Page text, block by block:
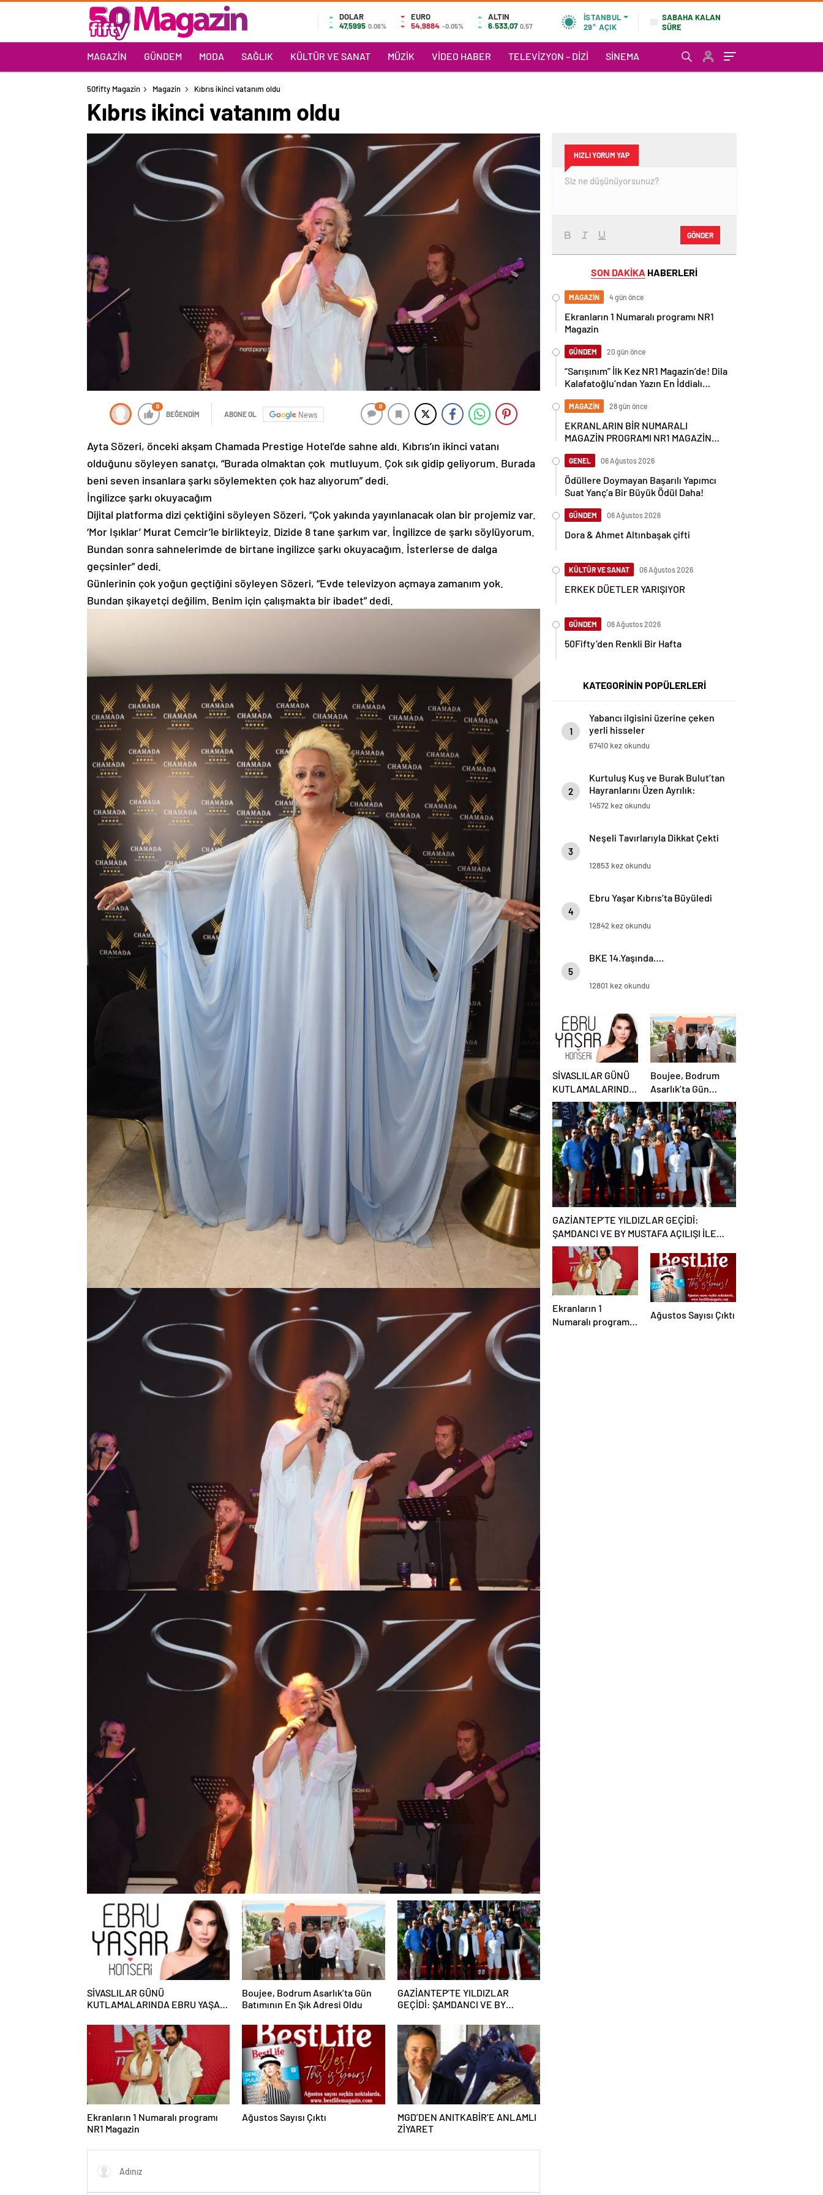
DOLAR
47,5995 0.06%
EURO
54,9884 -0.05%
ALTIN
6.533,07 0,57
İSTANBUL
29° AÇIK
SABAHA KALAN
SÜRE
MAGAZIN GÜNDEM MODA SAĞLIK KÜLTÜR VE SANAT MÜZIK VIDEO HABER TELEVIZYON – DIZI SINEMA
50fifty Magazin Magazin Kıbrıs ikinci vatanım oldu
Kıbrıs ikinci vatanım oldu
0
BEĞENDİM ABONE OL News
0
Ayta Sözeri, önceki akşam Chamada Prestige Hotel’de sahne aldı. Kıbrıs’ın ikinci vatanı
olduğunu söyleyen sanatçı, “Burada olmaktan çok mutluyum. Çok sık gidip geliyorum. Burada
beni seven insanlara şarkı söylemekten çok haz alıyorum” dedi.
İngilizce şarkı okuyacağım
Dijital platforma dizi çektiğini söyleyen Sözeri, “Çok yakında yayınlanacak olan bir projemiz var.
‘Mor Işıklar’ Murat Cemcir’le birlikteyiz. Dizide 8 tane şarkım var. İngilizce de şarkı söylüyorum.
Bundan sonra sahnelerimde de birtane ingilizce şarkı okuyacağım. İsterlerse de dalga
geçsinler” dedi.
Günlerinin çok yoğun geçtiğini söyleyen Sözeri, “Evde televizyon açmaya zamanım yok.
Bundan şikayetçi değilim. Benim için çalışmakta bir ibadet” dedi.
SİVASLILAR GÜNÜ
KUTLAMALARINDA EBRU YAŞAR
Boujee, Bodrum Asarlık’ta Gün
Batımının En Şık Adresi Oldu
GAZİANTEP’TE YILDIZLAR
GEÇİDİ: ŞAMDANCI VE BY
PARK’TA GÖRKEMLİ GALA
Ekranların 1 Numaralı programı
NR1 Magazin
Ağustos Sayısı Çıktı
MGD’DEN ANITKABİR’E ANLAMLI
ZİYARET
HIZLI YORUM YAP
GÖNDER
SON DAKİKA HABERLERİ
MAGAZİN 4 gün önce
Ekranların 1 Numaralı programı NR1
Magazin
GÜNDEM 20 gün önce
“Sarışınım” İlk Kez NR1 Magazin’de! Dila
Kalafatoğlu’ndan Yazın En İddialı
MAGAZİN 28 gün önce
EKRANLARIN BİR NUMARALI
MAGAZİN PROGRAMI NR1 MAGAZİN
GENEL 06 Ağustos 2026
Ödüllere Doymayan Başarılı Yapımcı
Suat Yanç’a Bir Büyük Ödül Daha!
GÜNDEM 06 Ağustos 2026
Dora & Ahmet Altınbaşak çifti
KÜLTÜR VE SANAT 06 Ağustos 2026
ERKEK DÜETLER YARIŞIYOR
GÜNDEM 06 Ağustos 2026
50Fifty’den Renkli Bir Hafta
KATEGORİNİN POPÜLERLERİ
1
Yabancı ilgisini üzerine çeken
yerli hisseler
67410 kez okundu
2
Kurtuluş Kuş ve Burak Bulut’tan
Hayranlarını Üzen Ayrılık:
“Birlikte Son Sahnede, Son
14572 kez okundu
3
Neşeli Tavırlarıyla Dikkat Çekti
12853 kez okundu
4
Ebru Yaşar Kıbrıs’ta Büyüledi
12842 kez okundu
5
BKE 14.Yaşında….
12801 kez okundu
SİVASLILAR GÜNÜ
KUTLAMALARINDA
EBRU YAŞAR
RÜZGARI ESECEK!
Boujee, Bodrum
Asarlık’ta Gün
Batımının En Şık
Adresi Oldu
GAZİANTEP’TE YILDIZLAR GEÇİDİ:
ŞAMDANCI VE BY MUSTAFA AÇILIŞI İLE
GREEN PARK’TA GÖRKEMLİ GALA
Ekranların 1
Numaralı programı
Ağustos Sayısı Çıktı